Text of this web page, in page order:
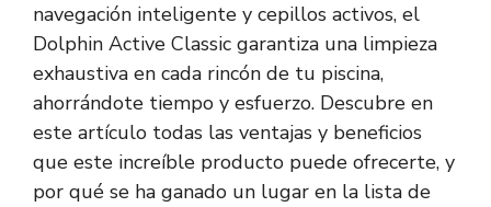
navegación inteligente y cepillos activos, el
Dolphin Active Classic garantiza una limpieza
exhaustiva en cada rincón de tu piscina,
ahorrándote tiempo y esfuerzo. Descubre en
este artículo todas las ventajas y beneficios
que este increíble producto puede ofrecerte, y
por qué se ha ganado un lugar en la lista de